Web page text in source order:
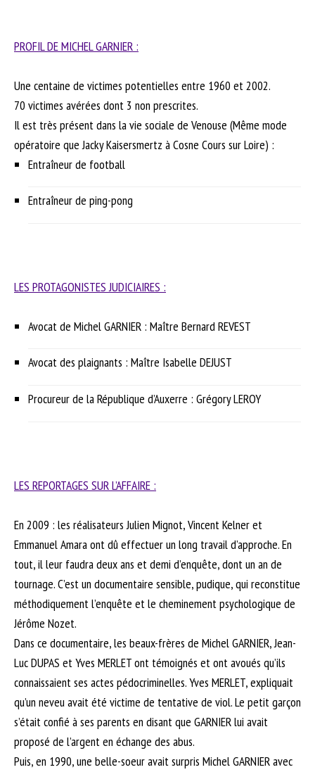
PROFIL DE MICHEL GARNIER :
Une centaine de victimes potentielles entre 1960 et 2002.
70 victimes avérées dont 3 non prescrites.
Il est très présent dans la vie sociale de Venouse (Même mode
opératoire que Jacky Kaisersmertz à Cosne Cours sur Loire) :
Entraîneur de football
Entraîneur de ping-pong
LES PROTAGONISTES JUDICIAIRES :
Avocat de Michel GARNIER : Maître Bernard REVEST
Avocat des plaignants : Maître Isabelle DEJUST
Procureur de la République d’Auxerre : Grégory LEROY
LES REPORTAGES SUR L’AFFAIRE :
En 2009 : les réalisateurs Julien Mignot, Vincent Kelner et
Emmanuel Amara ont dû effectuer un long travail d’approche. En
tout, il leur faudra deux ans et demi d’enquête, dont un an de
tournage. C’est un documentaire sensible, pudique, qui reconstitue
méthodiquement l’enquête et le cheminement psychologique de
Jérôme Nozet.
Dans ce documentaire, les beaux-frères de Michel GARNIER, Jean-
Luc DUPAS et Yves MERLET ont témoignés et ont avoués qu’ils
connaissaient ses actes pédocriminelles. Yves MERLET, expliquait
qu’un neveu avait été victime de tentative de viol. Le petit garçon
s’était confié à ses parents en disant que GARNIER lui avait
proposé de l’argent en échange des abus.
Puis, en 1990, une belle-soeur avait surpris Michel GARNIER avec